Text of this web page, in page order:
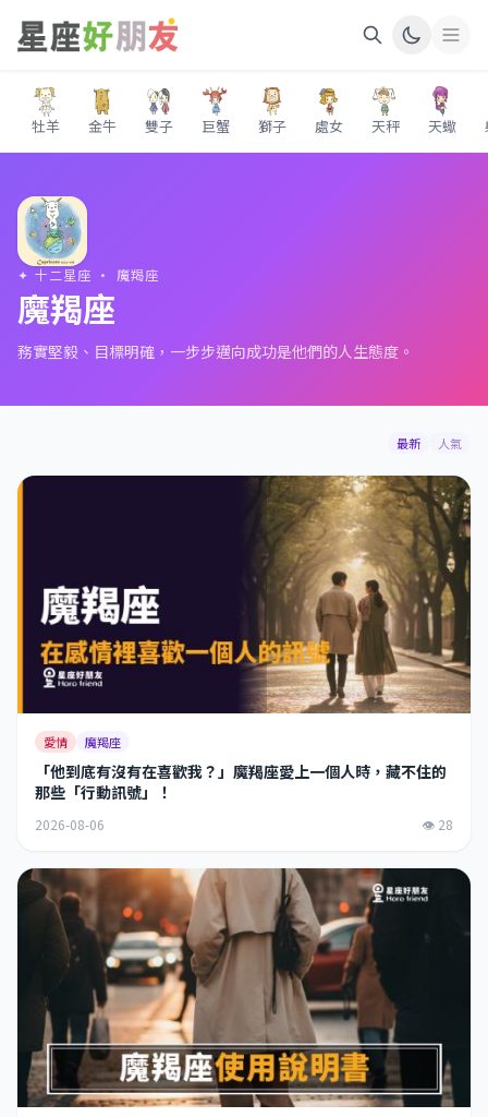
牡羊 金牛 雙子 巨蟹 獅子 處女 天秤 天蠍
✦ 十二星座 · 魔羯座
魔羯座
務實堅毅、目標明確，一步步邁向成功是他們的人生態度。
最新 人氣
愛情 魔羯座
「他到底有沒有在喜歡我？」魔羯座愛上一個人時，藏不住的
那些「行動訊號」！
2026-08-06 👁 28